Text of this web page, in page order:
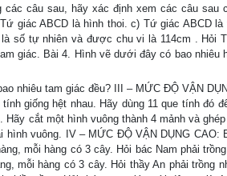
câu sau, hãy xác định xem các câu sau
giác ABCD là hình thoi. c) Tứ giác ABCD
số tự nhiên và được chu vi là 114cm . Hỏi
giác. Bài 4. Hình vẽ dưới đây có bao nhiêu
nhiêu tam giác đều? III – MỨC ĐỘ VẬN
giống hệt nhau. Hãy dùng 11 que tính đó
cắt một hình vuông thành 4 mảnh và
vuông. IV – MỨC ĐỘ VẬN DỤNG CAO:
mỗi hàng có 3 cây. Hỏi bác Nam phải
mỗi hàng có 3 cây. Hỏi thầy An phải trồng